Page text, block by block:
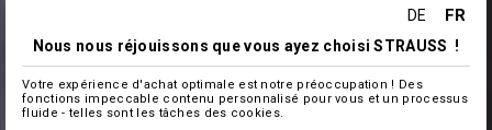
DE FR
Nous nous réjouissons que vous ayez choisi STRAUSS !
Votre expérience d'achat optimale est notre préoccupation ! Des
fonctions impeccable contenu personnalisé pour vous et un processus
fluide - telles sont les tâches des cookies.